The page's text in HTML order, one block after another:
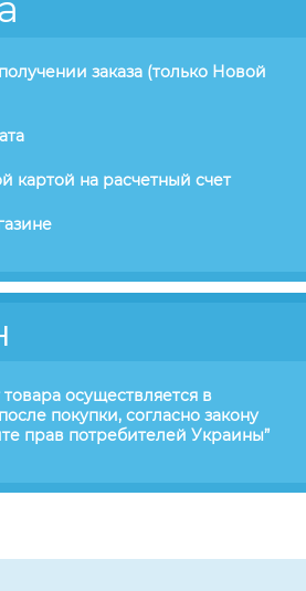
заказа (только Новой
картой на расчетный счет
осуществляется в
покупки, согласно закону
прав потребителей Украины”